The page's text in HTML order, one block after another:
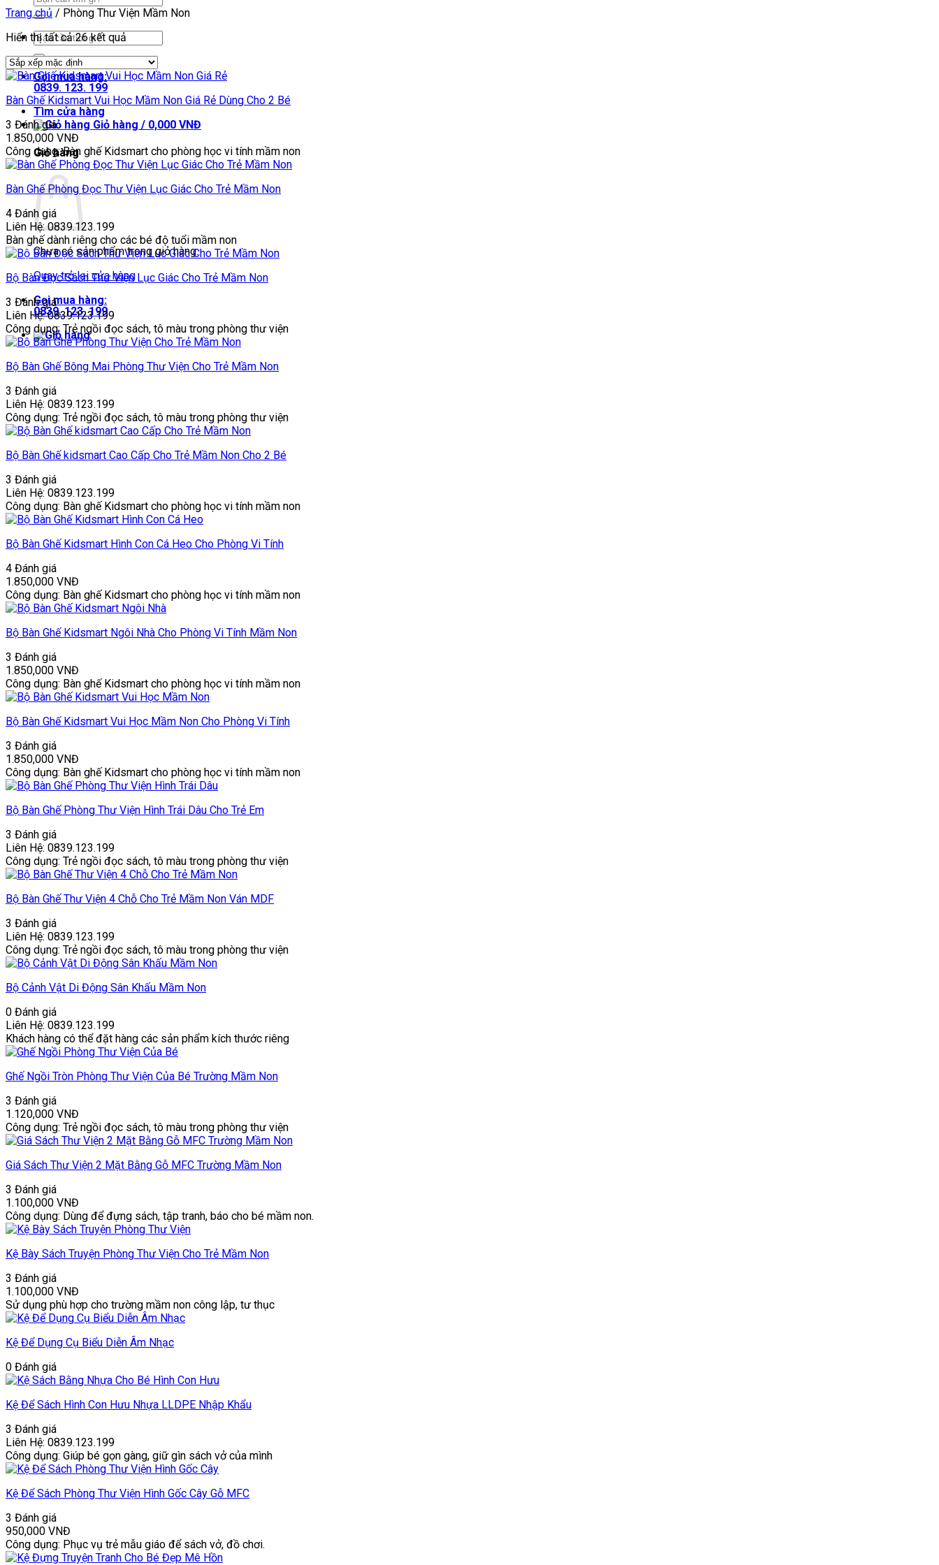
kiếm:
Tìm
kiếm:
Gọi mua hàng:
0839. 123. 199
Tìm cửa hàng
Giỏ hàng / 0,000 VNĐ
Giỏ hàng
Chưa có sản phẩm trong giỏ hàng.
Quay trở lại cửa hàng
Gọi mua hàng:
0839. 123. 199
Trang chủ / Phòng Thư Viện Mầm Non
Hiển thị tất cả 26 kết quả
Bàn Ghế Kidsmart Vui Học Mầm Non Giá Rẻ Dùng Cho 2 Bé
3 Đánh giá
1.850,000 VNĐ
Công dụng: Bàn ghế Kidsmart cho phòng học vi tính mầm non
Bàn Ghế Phòng Đọc Thư Viện Lục Giác Cho Trẻ Mầm Non
4 Đánh giá
Liên Hệ: 0839.123.199
Bàn ghế dành riêng cho các bé độ tuổi mầm non
Bộ Bàn Đọc Sách Thư Viện Lục Giác Cho Trẻ Mầm Non
3 Đánh giá
Liên Hệ: 0839.123.199
Công dụng: Trẻ ngồi đọc sách, tô màu trong phòng thư viện
Bộ Bàn Ghế Bông Mai Phòng Thư Viện Cho Trẻ Mầm Non
3 Đánh giá
Liên Hệ: 0839.123.199
Công dụng: Trẻ ngồi đọc sách, tô màu trong phòng thư viện
Bộ Bàn Ghế kidsmart Cao Cấp Cho Trẻ Mầm Non Cho 2 Bé
3 Đánh giá
Liên Hệ: 0839.123.199
Công dụng: Bàn ghế Kidsmart cho phòng học vi tính mầm non
Bộ Bàn Ghế Kidsmart Hình Con Cá Heo Cho Phòng Vi Tính
4 Đánh giá
1.850,000 VNĐ
Công dụng: Bàn ghế Kidsmart cho phòng học vi tính mầm non
Bộ Bàn Ghế Kidsmart Ngôi Nhà Cho Phòng Vi Tính Mầm Non
3 Đánh giá
1.850,000 VNĐ
Công dụng: Bàn ghế Kidsmart cho phòng học vi tính mầm non
Bộ Bàn Ghế Kidsmart Vui Học Mầm Non Cho Phòng Vi Tính
3 Đánh giá
1.850,000 VNĐ
Công dụng: Bàn ghế Kidsmart cho phòng học vi tính mầm non
Bộ Bàn Ghế Phòng Thư Viện Hình Trái Dâu Cho Trẻ Em
3 Đánh giá
Liên Hệ: 0839.123.199
Công dụng: Trẻ ngồi đọc sách, tô màu trong phòng thư viện
Bộ Bàn Ghế Thư Viện 4 Chỗ Cho Trẻ Mầm Non Ván MDF
3 Đánh giá
Liên Hệ: 0839.123.199
Công dụng: Trẻ ngồi đọc sách, tô màu trong phòng thư viện
Bộ Cảnh Vật Di Động Sân Khấu Mầm Non
0 Đánh giá
Liên Hệ: 0839.123.199
Khách hàng có thể đặt hàng các sản phẩm kích thước riêng
Ghế Ngồi Tròn Phòng Thư Viện Của Bé Trường Mầm Non
3 Đánh giá
1.120,000 VNĐ
Công dụng: Trẻ ngồi đọc sách, tô màu trong phòng thư viện
Giá Sách Thư Viện 2 Mặt Bằng Gỗ MFC Trường Mầm Non
3 Đánh giá
1.100,000 VNĐ
Công dụng: Dùng để đựng sách, tập tranh, báo cho bé mầm non.
Kệ Bày Sách Truyện Phòng Thư Viện Cho Trẻ Mầm Non
3 Đánh giá
1.100,000 VNĐ
Sử dụng phù hợp cho trường mầm non công lập, tư thục
Kệ Để Dụng Cụ Biểu Diễn Âm Nhạc
0 Đánh giá
Kệ Để Sách Hình Con Hưu Nhựa LLDPE Nhập Khẩu
3 Đánh giá
Liên Hệ: 0839.123.199
Công dụng: Giúp bé gọn gàng, giữ gìn sách vở của mình
Kệ Để Sách Phòng Thư Viện Hình Gốc Cây Gỗ MFC
3 Đánh giá
950,000 VNĐ
Công dụng: Phục vụ trẻ mẫu giáo để sách vở, đồ chơi.